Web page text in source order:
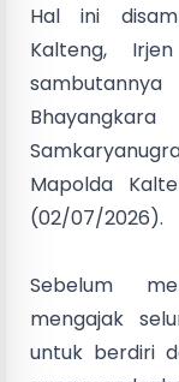
Hal ini
Kalteng,
Mapolda
(02/07/2026).
Sebelum
mengajak
untuk berdiri